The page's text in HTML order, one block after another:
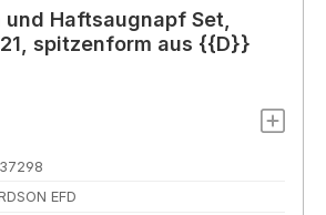
Haftsaugnapf Set,
spitzenform aus {{D}}
EFD